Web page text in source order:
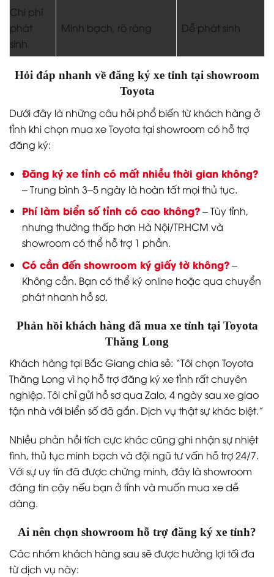
Chi phí
phát
sinh
Minh bạch, rõ ràng Dễ phát sinh
Hỏi đáp nhanh về đăng ký xe tỉnh tại showroom
Toyota
Dưới đây là những câu hỏi phổ biến từ khách hàng ở
tỉnh khi chọn mua xe Toyota tại showroom có hỗ trợ
đăng ký:
Đăng ký xe tỉnh có mất nhiều thời gian không?
– Trung bình 3–5 ngày là hoàn tất mọi thủ tục.
Phí làm biển số tỉnh có cao không?– Tùy tỉnh,
nhưng thường thấp hơn Hà Nội/TP.HCM và
showroom có thể hỗ trợ 1 phần.
Có cần đến showroom ký giấy tờ không?–
Không cần. Bạn có thể ký online hoặc qua chuyển
phát nhanh hồ sơ.
Phản hồi khách hàng đã mua xe tỉnh tại Toyota
Thăng Long
Khách hàng tại Bắc Giang chia sẻ: “Tôi chọn Toyota
Thăng Long vì họ hỗ trợ đăng ký xe tỉnh rất chuyên
nghiệp. Tôi chỉ gửi hồ sơ qua Zalo, 4 ngày sau xe giao
tận nhà với biển số đã gắn. Dịch vụ thật sự khác biệt.”
Nhiều phản hồi tích cực khác cũng ghi nhận sự nhiệt
tình, thủ tục minh bạch và đội ngũ tư vấn hỗ trợ 24/7.
Với sự uy tín đã được chứng minh, đây là showroom
đáng tin cậy nếu bạn ở tỉnh và muốn mua xe dễ
dàng.
Ai nên chọn showroom hỗ trợ đăng ký xe tỉnh?
Các nhóm khách hàng sau sẽ được hưởng lợi tối đa
từ dịch vụ này: